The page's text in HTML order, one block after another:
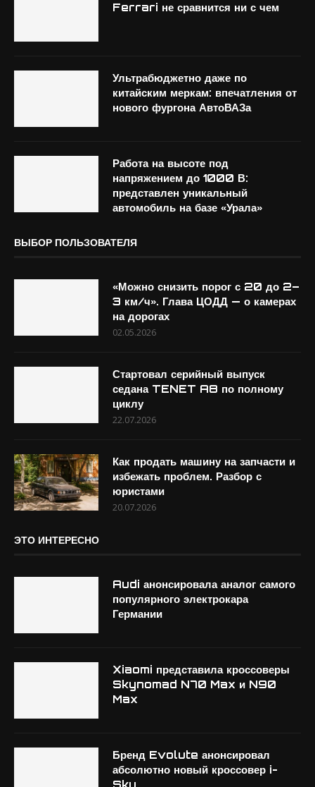
Ferrari не сравнится ни с чем
Ультрабюджетно даже по
китайским меркам: впечатления от
нового фургона АвтоВАЗа
Работа на высоте под
напряжением до 1000 В:
представлен уникальный
автомобиль на базе «Урала»
ВЫБОР ПОЛЬЗОВАТЕЛЯ
«Можно снизить порог с 20 до 2–
3 км/ч». Глава ЦОДД — о камерах
на дорогах
02.05.2026
Стартовал серийный выпуск
седана TENET A8 по полному
циклу
22.07.2026
Как продать машину на запчасти и
избежать проблем. Разбор с
юристами
20.07.2026
ЭТО ИНТЕРЕСНО
Audi анонсировала аналог самого
популярного электрокара
Германии
Xiaomi представила кроссоверы
Skynomad N70 Max и N90
Max
Бренд Evolute анонсировал
абсолютно новый кроссовер i-